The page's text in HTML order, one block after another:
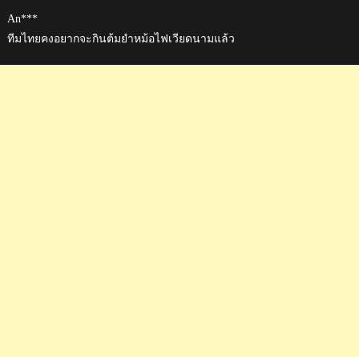
An***
ทีมไทยคงอยากจะกินต้มยำหม้อไฟเวียดนามแล้ว